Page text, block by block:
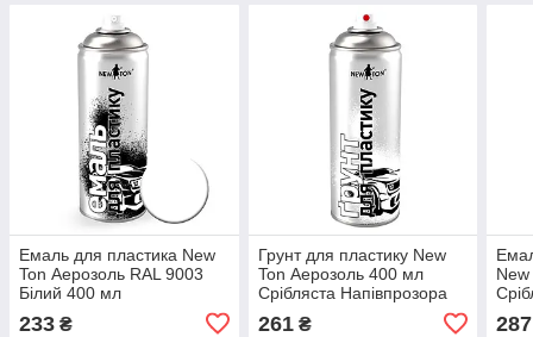
Емаль для пластика New
Ton Аерозоль RAL 9003
Білий 400 мл
233 ₴
Грунт для пластику New
Ton Аерозоль 400 мл
Срібляста Напівпрозора
261₴ 287